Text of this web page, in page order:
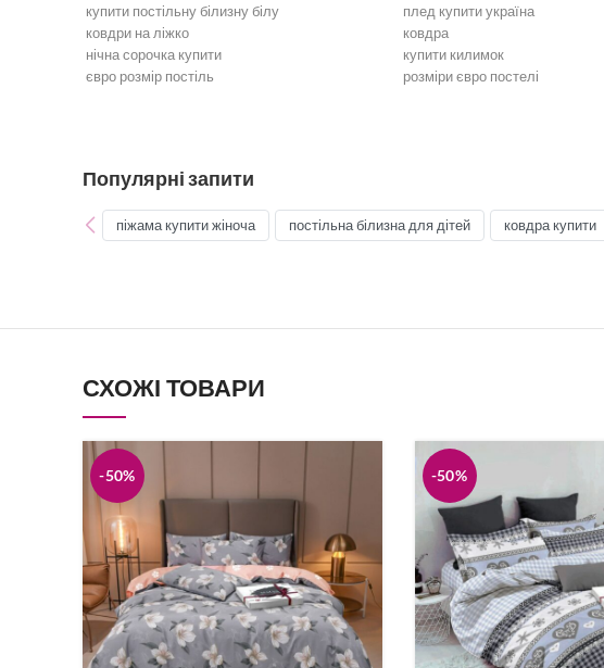
купити постільну білизну білу
плед купити україна
ковдри на ліжко
ковдра
нічна сорочка купити
купити килимок
євро розмір постіль
розміри євро постелі
Постільна білизна фіолетова
Постіль полуторна
Двоспальна постіль
Постіль Бязь Gold
Постіль Атласний Сатин
Популярні запити
піжама купити жіноча постільна білизна для дітей ковдра купити
СХОЖІ ТОВАРИ
-50% -50%